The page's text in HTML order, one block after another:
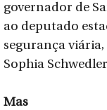
governador de
ao deputado
segurança
Sophia
Mas